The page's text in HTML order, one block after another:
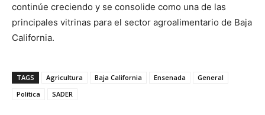
continúe creciendo y se consolide como una de las
principales vitrinas para el sector agroalimentario de Baja
California.
TAGS Agricultura Baja California Ensenada
General
Política
SADER